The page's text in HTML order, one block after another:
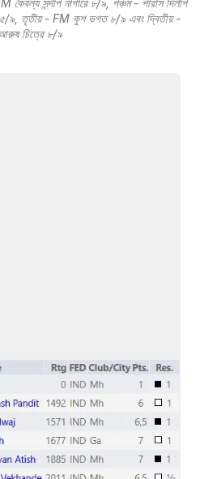
কৈবল্য সন্দীপ নাগারে ৮/৯, পঞ্চম - পারাস দিলীপ
৯, তৃতীয় - FM কুশ ভগত ৮/৯ এবং দ্বিতীয় -
চিত্রে ৮/৯